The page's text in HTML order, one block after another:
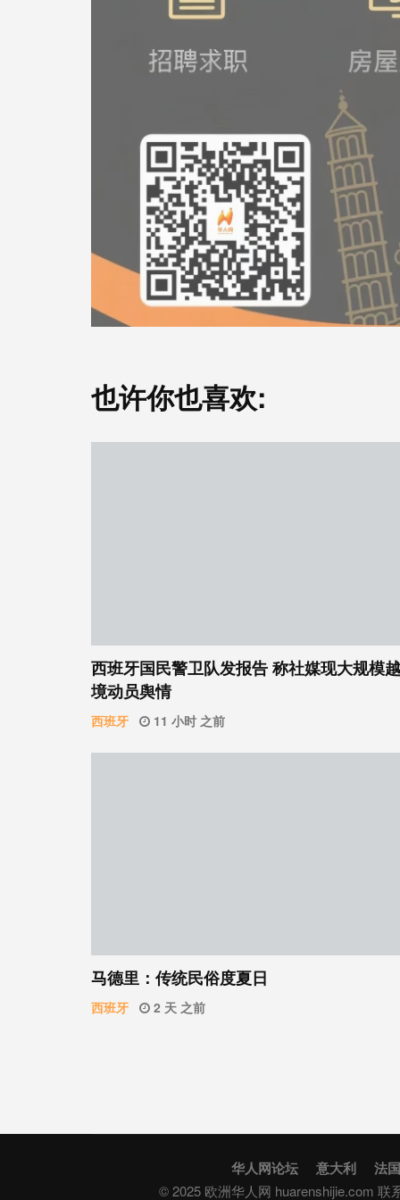
也许你也喜欢:
西班牙国民警卫队发报告 称社媒现大规模越
境动员舆情
西班牙 11 小时 之前
马德里：传统民俗度夏日
西班牙 2 天 之前
华人网论坛 意大利 法国
© 2025 欧洲华人网 huarenshijie.com 联